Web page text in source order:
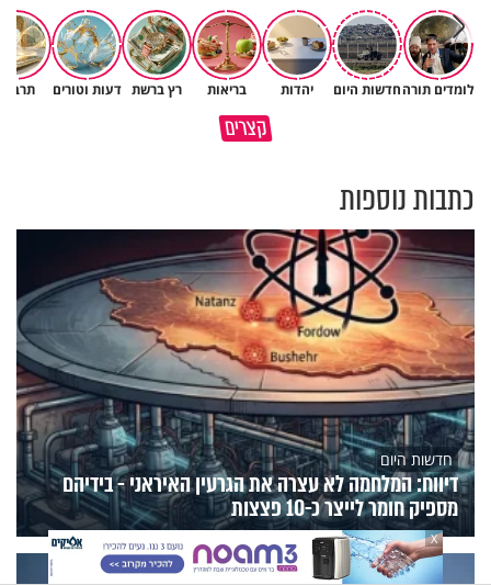
לומדים תורהחדשות היום יהדות בריאות רץ ברשת דעות וטורים
קצרים
תעצרו לפני שאתם מוציאים דיבה
כתבות נוספות
חדשות היום
דיווח: המלחמה לא עצרה את הגרעין האיראני - בידיהם
מספיק חומר לייצר כ-10 פצצות
X